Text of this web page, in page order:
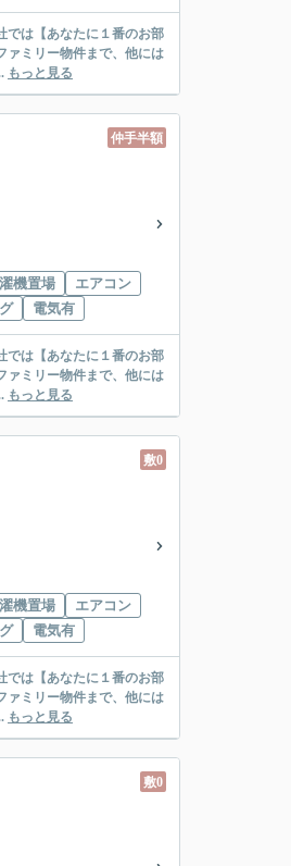
もっと見る
仲手半額
機置場
エアコン
電気有
もっと見る
敷0
機置場
エアコン
電気有
もっと見る
敷0